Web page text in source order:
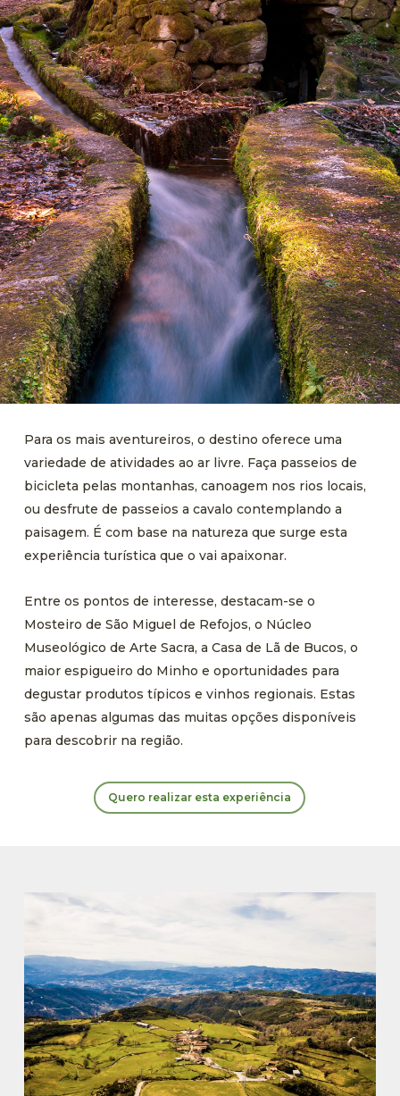
Para os mais aventureiros, o destino oferece uma
variedade de atividades ao ar livre. Faça passeios de
bicicleta pelas montanhas, canoagem nos rios locais,
ou desfrute de passeios a cavalo contemplando a
paisagem. É com base na natureza que surge esta
experiência turística que o vai apaixonar.
Entre os pontos de interesse, destacam-se o
Mosteiro de São Miguel de Refojos, o Núcleo
Museológico de Arte Sacra, a Casa de Lã de Bucos, o
maior espigueiro do Minho e oportunidades para
degustar produtos típicos e vinhos regionais. Estas
são apenas algumas das muitas opções disponíveis
para descobrir na região.
Quero realizar esta experiência